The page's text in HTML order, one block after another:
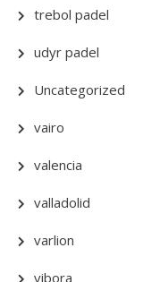
trebol padel
udyr padel
Uncategorized
vairo
valencia
valladolid
varlion
vibora